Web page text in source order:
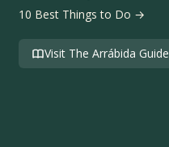
10 Best Things to Do →
Visit The Arrábida Guide